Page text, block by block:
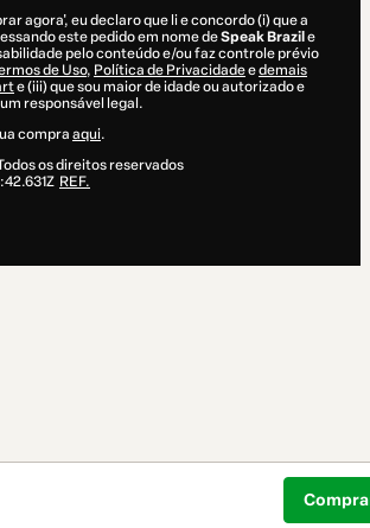
agora', eu declaro que li e concordo (i) que a
este pedido em nome deSpeak Brazil e
pelo conteúdo e/ou faz controle prévio
de Uso, Política de Privacidadeedemais
e (iii) que sou maior de idade ou autorizado e
responsável legal.
compra aqui.
os direitos reservados
REF.